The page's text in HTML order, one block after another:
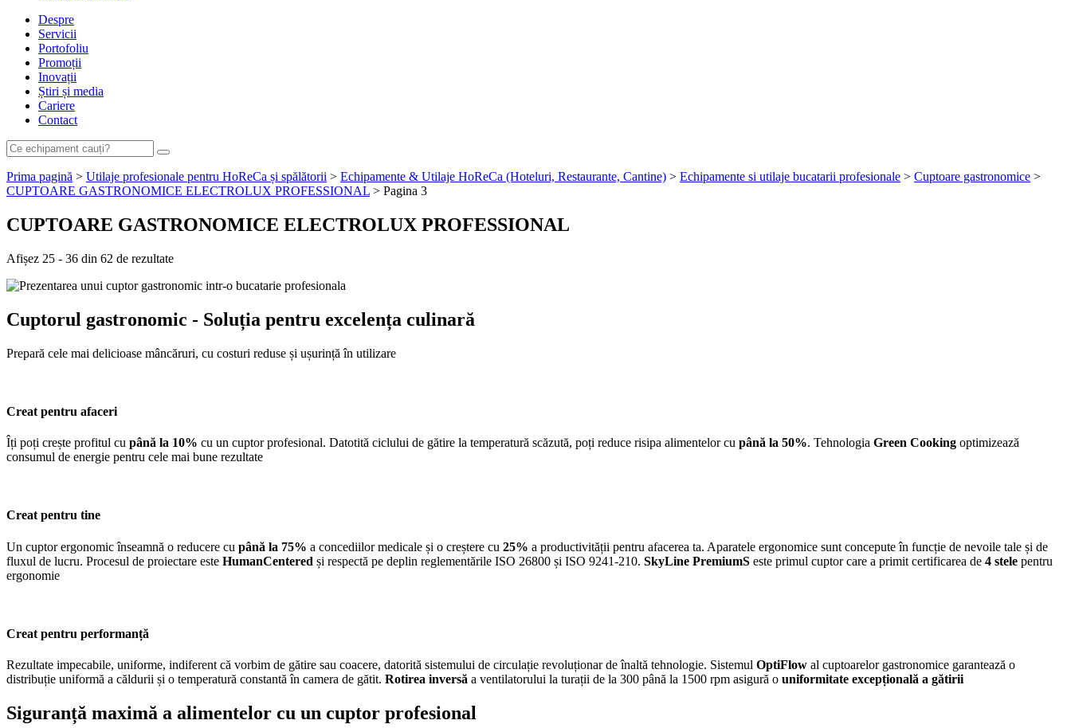
Despre
Servicii
Portofoliu
Promoții
Inovații
Știri și media
Cariere
Contact
Prima pagină > Utilaje profesionale pentru HoReCa și spălătorii > Echipamente & Utilaje HoReCa (Hoteluri, Restaurante, Cantine) > Echipamente si utilaje bucatarii profesionale > Cuptoare gastronomice >
CUPTOARE GASTRONOMICE ELECTROLUX PROFESSIONAL > Pagina 3
CUPTOARE GASTRONOMICE ELECTROLUX PROFESSIONAL
Afișez 25 - 36 din 62 de rezultate
Cuptorul gastronomic - Soluția pentru excelența culinară
Prepară cele mai delicioase mâncăruri, cu costuri reduse și ușurință în utilizare
Creat pentru afaceri
Îți poți crește profitul cu până la 10% cu un cuptor profesional. Datotită ciclului de gătire la temperatură scăzută, poți reduce risipa alimentelor cu până la 50%. Tehnologia Green Cooking optimizează
consumul de energie pentru cele mai bune rezultate
Creat pentru tine
Un cuptor ergonomic înseamnă o reducere cu până la 75% a concediilor medicale și o creștere cu 25% a productivității pentru afacerea ta. Aparatele ergonomice sunt concepute în funcție de nevoile tale și de
fluxul de lucru. Procesul de proiectare este HumanCentered și respectă pe deplin reglementările ISO 26800 și ISO 9241-210. SkyLine PremiumS este primul cuptor care a primit certificarea de 4 stele pentru
ergonomie
Creat pentru performanță
Rezultate impecabile, uniforme, indiferent că vorbim de gătire sau coacere, datorită sistemului de circulație revoluționar de înaltă tehnologie. Sistemul OptiFlow al cuptoarelor gastronomice garantează o
distribuție uniformă a căldurii și o temperatură constantă în camera de gătit. Rotirea inversă a ventilatorului la turații de la 300 până la 1500 rpm asigură o uniformitate excepțională a gătirii
Siguranță maximă a alimentelor cu un cuptor profesional